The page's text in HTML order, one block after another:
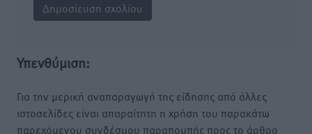
Υπενθύμιση:
Για την μερική αναπαραγωγή της είδησης από άλλες
ιστοσελίδες είναι απαραίτητη η χρήση του παρακάτω
παρεχόμενου συνδέσμου παραπομπής προς το άρθρο